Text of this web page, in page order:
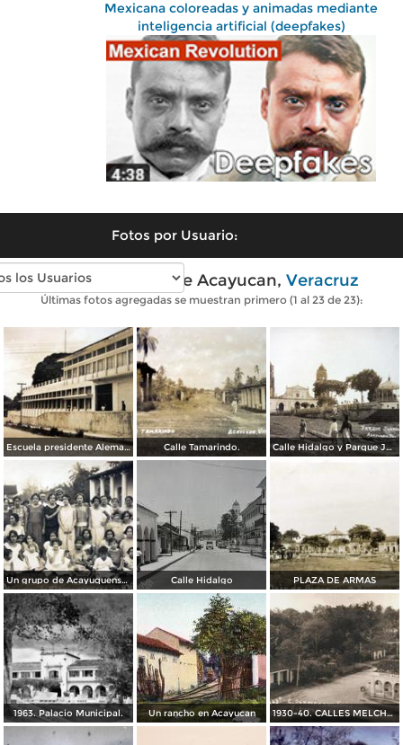
Mexicana coloreadas y animadas mediante
inteligencia artificial (deepfakes)
Fotos por Usuario:
Fotos antiguas de Acayucan, Veracruz
Últimas fotos agregadas se muestran primero (1 al 23 de 23):
Escuela presidente Aleman. Calle Tamarindo. Calle Hidalgo y Parque Juarez.
Un grupo de Acayuquenses en Oluta fechada el 5 de Octubre de 1926. Calle Hidalgo PLAZA DE ARMAS
1963. Palacio Municipal. Un rancho en Acayucan 1930-40. CALLES MELCHOR OCAMPO Y GUADALUPE VICTORIA.